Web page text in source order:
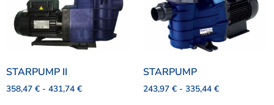
STARPUMP II
358,47 € - 431,74 €
STARPUMP
243,97 € - 335,44 €